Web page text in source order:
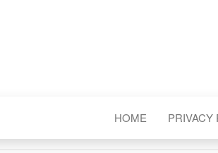
HOME PRIVACY